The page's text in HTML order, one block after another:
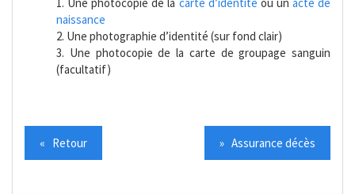
naissance
2. Une photographie d’identité (sur fond clair)
3. Une photocopie de la carte de groupage sanguin
(facultatif)
« Retour » Assurance décès